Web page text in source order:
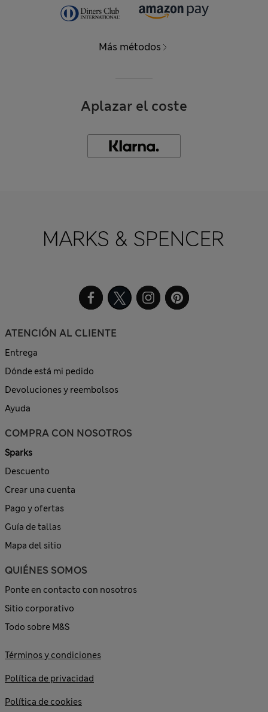
Más métodos
Aplazar el coste
ATENCIÓN AL CLIENTE
Entrega
Dónde está mi pedido
Devoluciones y reembolsos
Ayuda
COMPRA CON NOSOTROS
Sparks
Descuento
Crear una cuenta
Pago y ofertas
Guía de tallas
Mapa del sitio
QUIÉNES SOMOS
Ponte en contacto con nosotros
Sitio corporativo
Todo sobre M&S
Términos y condiciones
Política de privacidad
Política de cookies